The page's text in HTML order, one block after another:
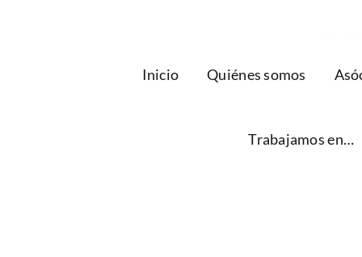
Inicio Quiénes somos
Trabajamos en…